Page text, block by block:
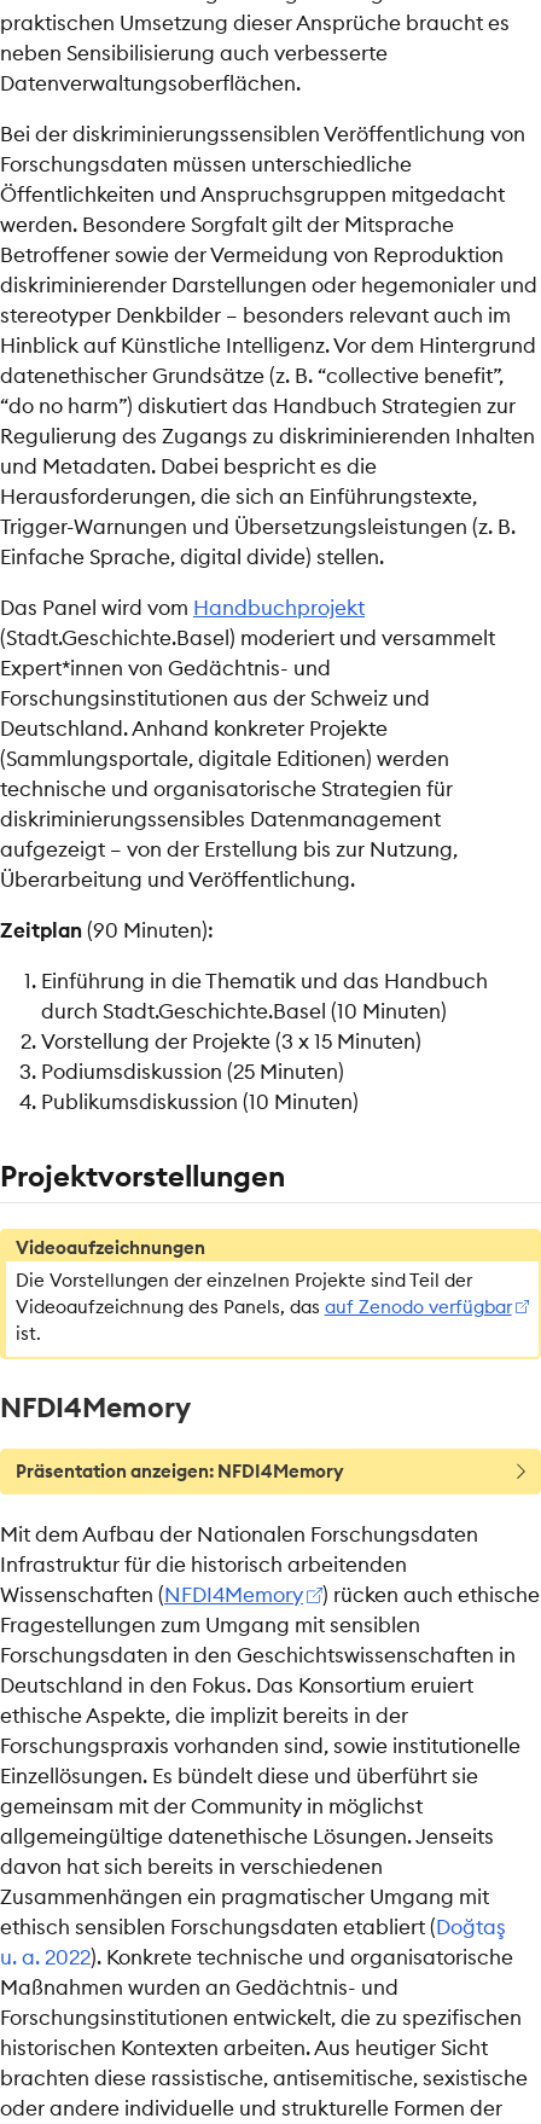
praktischen Umsetzung dieser Ansprüche braucht es
neben Sensibilisierung auch verbesserte
Datenverwaltungsoberflächen.
Bei der diskriminierungssensiblen Veröffentlichung von
Forschungsdaten müssen unterschiedliche
Öffentlichkeiten und Anspruchsgruppen mitgedacht
werden. Besondere Sorgfalt gilt der Mitsprache
Betroffener sowie der Vermeidung von Reproduktion
diskriminierender Darstellungen oder hegemonialer und
stereotyper Denkbilder – besonders relevant auch im
Hinblick auf Künstliche Intelligenz. Vor dem Hintergrund
datenethischer Grundsätze (z. B. “collective benefit”,
“do no harm”) diskutiert das Handbuch Strategien zur
Regulierung des Zugangs zu diskriminierenden Inhalten
und Metadaten. Dabei bespricht es die
Herausforderungen, die sich an Einführungstexte,
Trigger-Warnungen und Übersetzungsleistungen (z. B.
Einfache Sprache, digital divide) stellen.
Das Panel wird vom Handbuchprojekt
(Stadt.Geschichte.Basel) moderiert und versammelt
Expert*innen von Gedächtnis- und
Forschungsinstitutionen aus der Schweiz und
Deutschland. Anhand konkreter Projekte
(Sammlungsportale, digitale Editionen) werden
technische und organisatorische Strategien für
diskriminierungssensibles Datenmanagement
aufgezeigt – von der Erstellung bis zur Nutzung,
Überarbeitung und Veröffentlichung.
Zeitplan(90 Minuten):
Einführung in die Thematik und das Handbuch
durch Stadt.Geschichte.Basel (10 Minuten)
Vorstellung der Projekte (3 x 15 Minuten)
Podiumsdiskussion (25 Minuten)
Publikumsdiskussion (10 Minuten)
Projektvorstellungen
H
i
n
w
e
s
Videoaufzeichnungen
Die Vorstellungen der einzelnen Projekte sind Teil der
Videoaufzeichnung des Panels, das auf Zenodo verfügbar
ist.
NFDI4Memory
T
i
p
p
Präsentation anzeigen: NFDI4Memory
Mit dem Aufbau der Nationalen Forschungsdaten
Infrastruktur für die historisch arbeitenden
Wissenschaften (NFDI4Memory
) rücken auch ethische
Fragestellungen zum Umgang mit sensiblen
Forschungsdaten in den Geschichtswissenschaften in
Deutschland in den Fokus. Das Konsortium eruiert
ethische Aspekte, die implizit bereits in der
Forschungspraxis vorhanden sind, sowie institutionelle
Einzellösungen. Es bündelt diese und überführt sie
gemeinsam mit der Community in möglichst
allgemeingültige datenethische Lösungen. Jenseits
davon hat sich bereits in verschiedenen
Zusammenhängen ein pragmatischer Umgang mit
ethisch sensiblen Forschungsdaten etabliert(Doğtaş
u. a. 2022). Konkrete technische und organisatorische
Maßnahmen wurden an Gedächtnis- und
Forschungsinstitutionen entwickelt, die zu spezifischen
historischen Kontexten arbeiten. Aus heutiger Sicht
brachten diese rassistische, antisemitische, sexistische
oder andere individuelle und strukturelle Formen der